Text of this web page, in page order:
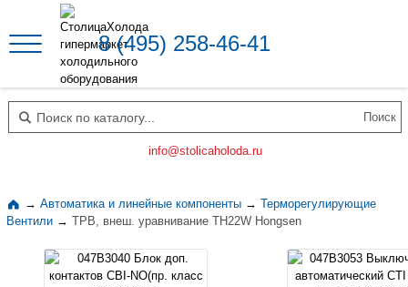
8 (495) 258-46-41
Поиск по каталогу
info@stolicaholoda.ru
→ Автоматика и линейные компоненты → Терморегулирующие
Вентили → ТРВ, внеш. уравнивание TH22W Hongsen